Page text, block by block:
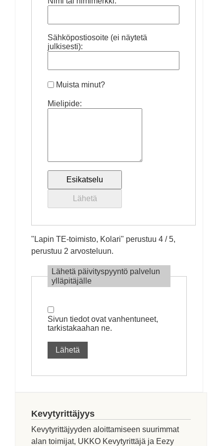
Sähköpostiosoite (ei näytetä
julkisesti):
Muista minut?
Mielipide:
" Lapin TE-toimisto, Kolari" perustuu 4 / 5,
perustuu 2 arvosteluun.
Lähetä päivityspyyntö palvelun
ylläpitäjälle
Sivun tiedot ovat vanhentuneet,
tarkistakaahan ne.
Lähetä
Kevytyrittäjyys
Kevytyrittäjyyden aloittamiseen suurimmat
alan toimijat, UKKO Kevytyrittäjä ja Eezy